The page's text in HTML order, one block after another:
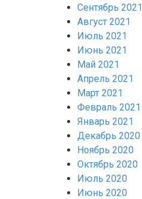
Сентябрь 2021
Август 2021
Июль 2021
Июнь 2021
Май 2021
Апрель 2021
Март 2021
Февраль 2021
Январь 2021
Декабрь 2020
Ноябрь 2020
Октябрь 2020
Июль 2020
Июнь 2020